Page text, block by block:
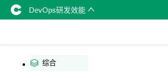
DevOps研发效能
综合